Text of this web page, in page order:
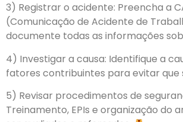
3) Registrar o acidente: Preencha a
(Comunicação de Acidente de
documente todas as informações
4) Investigar a causa: Identifique a
fatores contribuintes para evitar que
5) Revisar procedimentos de
Treinamento, EPIs e organização do